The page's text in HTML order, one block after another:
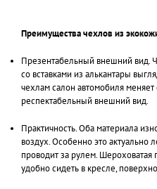
Преимущества чехлов из
Презентабельный внешний вид.
со вставками из алькантары
чехлам салон автомобиля
респектабельный внешний вид.
Практичность. Оба материала
воздух. Особенно это актуально
проводит за рулем. Шероховатая
удобно сидеть в кресле,